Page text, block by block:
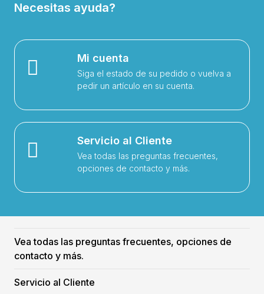
Necesitas ayuda?
Mi cuenta
Siga el estado de su pedido o vuelva a
pedir un artículo en su cuenta.
Servicio al Cliente
Vea todas las preguntas frecuentes,
opciones de contacto y más.
Vea todas las preguntas frecuentes, opciones de
contacto y más.
Servicio al Cliente